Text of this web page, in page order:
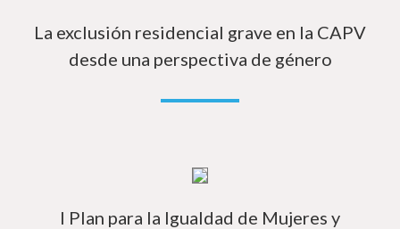
La exclusión residencial grave en la CAPV
desde una perspectiva de género
I Plan para la Igualdad de Mujeres y